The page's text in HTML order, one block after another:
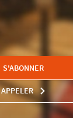
S'ABONNER
APPELERAFFICHER